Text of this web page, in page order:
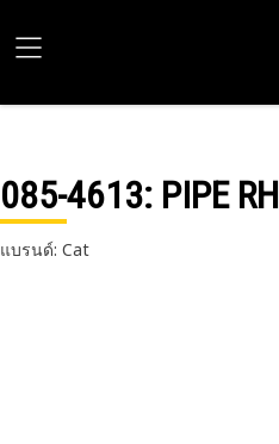
085-4613: PIPE RH
แบรนด์: Cat